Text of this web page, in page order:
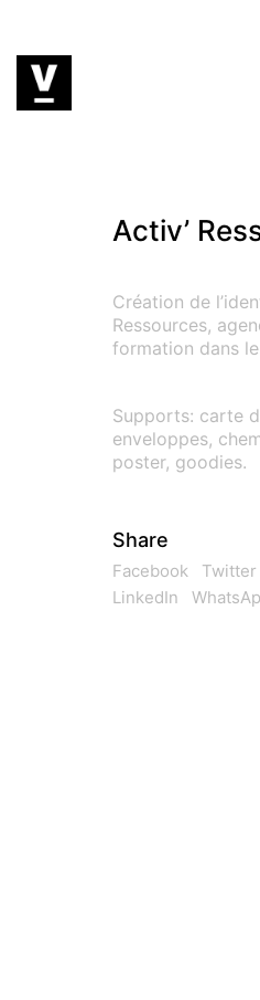
Activ’
Création de
Ressources,
formation dans
Supports: carte
enveloppes,
poster, goodies.
Share
Facebook Twitter
LinkedIn